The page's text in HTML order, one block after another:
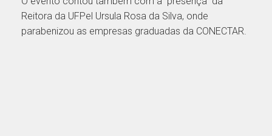
Reitora da UFPel Ursula Rosa da Silva, onde
parabenizou as empresas graduadas da CONECTAR.